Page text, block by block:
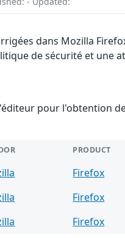
dans Mozilla
de sécurité et une
pour l'obtention
PRODUCT
Firefox
Firefox
Firefox